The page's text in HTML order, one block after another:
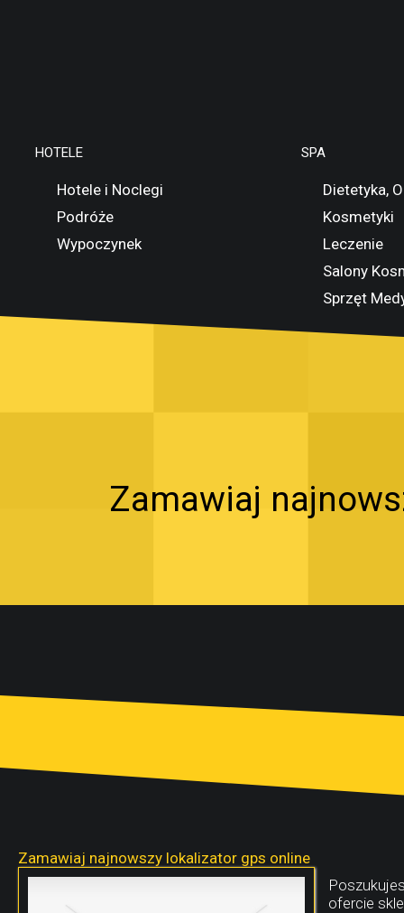
HOTELE
Hotele i Noclegi
Podróże
Wypoczynek
SPA
Dietetyka,
Kosmetyki
Leczenie
Salony
Sprzęt
Zamawiaj
Zamawiaj najnowszy lokalizator gps online
ofercie